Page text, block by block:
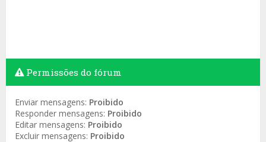
Permissões do fórum
Enviar mensagens: Proibido
Responder mensagens: Proibido
Editar mensagens: Proibido
Excluir mensagens: Proibido